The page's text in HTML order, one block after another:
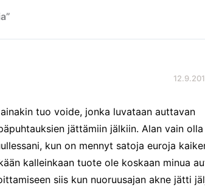
tuo voide, jonka luvataan auttavan
jättämiin jälkiin. Alan vain olla
kun on mennyt satoja euroja
kalleinkaan tuote ole koskaan minua
siis kun nuoruusajan akne jätti